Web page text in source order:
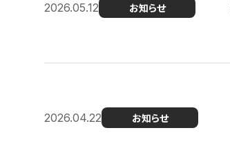
2026.05.12 お知らせ
2026.04.22 お知らせ